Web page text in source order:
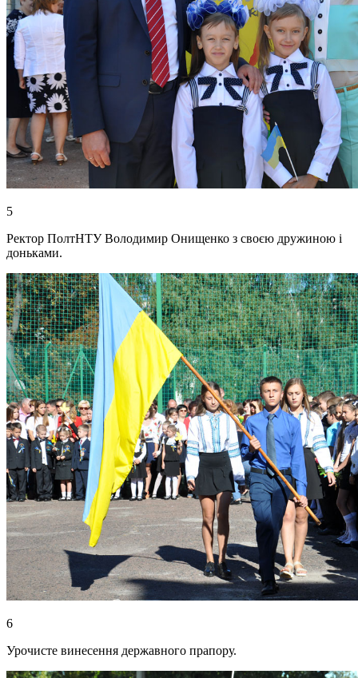
5
Ректор ПолтНТУ Володимир Онищенко з своєю дружиною і
доньками.
6
Урочисте винесення державного прапору.